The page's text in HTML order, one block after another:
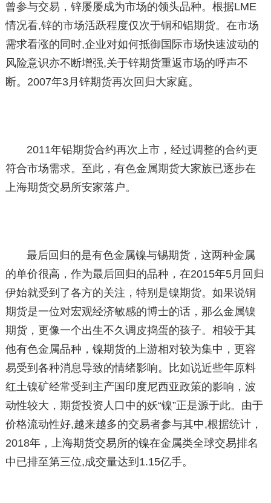
曾参与交易，锌屡屡成为市场的领头品种。根据LME
情况看,锌的市场活跃程度仅次于铜和铝期货。在市场
需求看涨的同时,企业对如何抵御国际市场快速波动的
风险意识亦不断增强,关于锌期货重返市场的呼声不
断。2007年3月锌期货再次回归大家庭。
2011年铅期货合约再次上市，经过调整的合约更
符合市场需求。至此，有色金属期货大家族已逐步在
上海期货交易所安家落户。
最后回归的是有色金属镍与锡期货，这两种金属
的单价很高，作为最后回归的品种，在2015年5月回归
伊始就受到了各方的关注，特别是镍期货。如果说铜
期货是一位对宏观经济敏感的博士的话，那么金属镍
期货，更像一个出生不久调皮捣蛋的孩子。相较于其
他有色金属品种，镍期货的上游相对较为集中，更容
易受到各种消息导致的情绪影响。比如说近些年原料
红土镍矿经常受到主产国印度尼西亚政策的影响，波
动性较大，期货投资人口中的妖“镍”正是源于此。由于
价格流动性好,越来越多的交易者参与其中,根据统计，
2018年，上海期货交易所的镍在金属类全球交易排名
中已排至第三位,成交量达到1.15亿手。